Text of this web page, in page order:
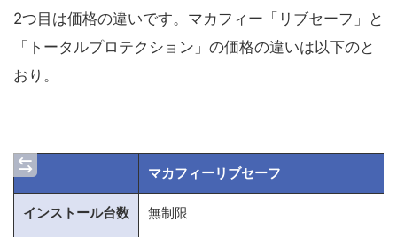
2つ目は価格の違いです。マカフィー「リブセーフ」と
「トータルプロテクション」の価格の違いは以下のと
おり。
マカフィーリブセーフ
インストール台数 無制限